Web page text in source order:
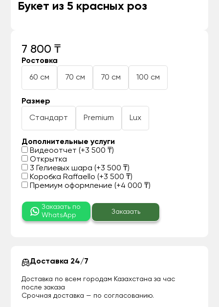
Букет из 5 красных роз
7 800 ₸
Ростовка
60 см 70 см 70 см 100 см
Размер
Стандарт Premium Lux
Дополнительные услуги
Видеоотчет (+3 500 ₸)
Открытка
3 Гелиевых шара (+3 500 ₸)
Коробка Raffaello (+3 500 ₸)
Премиум оформление (+4 000 ₸)
Заказать по
WhatsApp
Заказать
Доставка 24/7
Доставка по всем городам Казахстана за час
после заказа
Срочная доставка — по согласованию.